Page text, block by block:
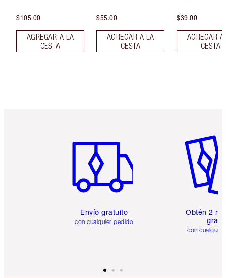
$105.00
AGREGAR A LA
CESTA
$55.00
AGREGAR A LA
CESTA
$39.00
AGREGAR
CESTA
Envío gratuito
con cualquier pedido
Obtén 2
gratis
con